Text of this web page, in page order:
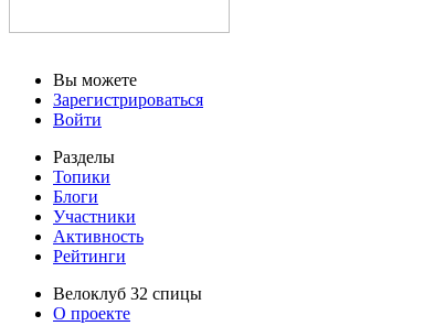
Вы можете
Зарегистрироваться
Войти
Разделы
Топики
Блоги
Участники
Активность
Рейтинги
Велоклуб 32 спицы
О проекте